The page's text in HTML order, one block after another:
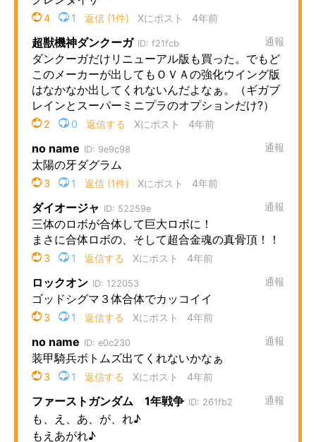
エレクトロニクス専門サイト
電子設計の基本と応用
エネルギーの専門メディア
建設×テクノロジーの最前線
ちょっと気になるネットの話題